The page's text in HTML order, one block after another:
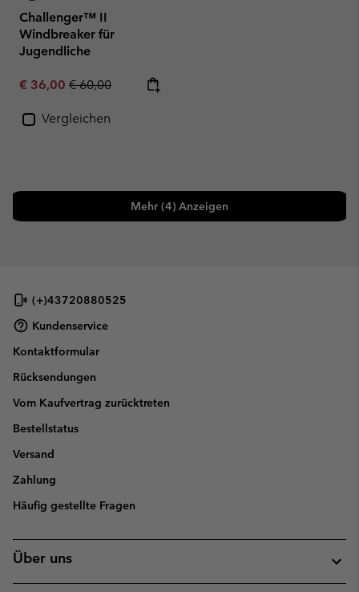
Challenger™ II
Windbreaker für
Jugendliche
Sale price:
€ 36,00 Regular price:
€ 60,00
Vergleichen
Mehr (4) Anzeigen
(+)43720880525
Kundenservice
Kontaktformular
Rücksendungen
Vom Kaufvertrag zurücktreten
Bestellstatus
Versand
Zahlung
Häufig gestellte Fragen
Über uns